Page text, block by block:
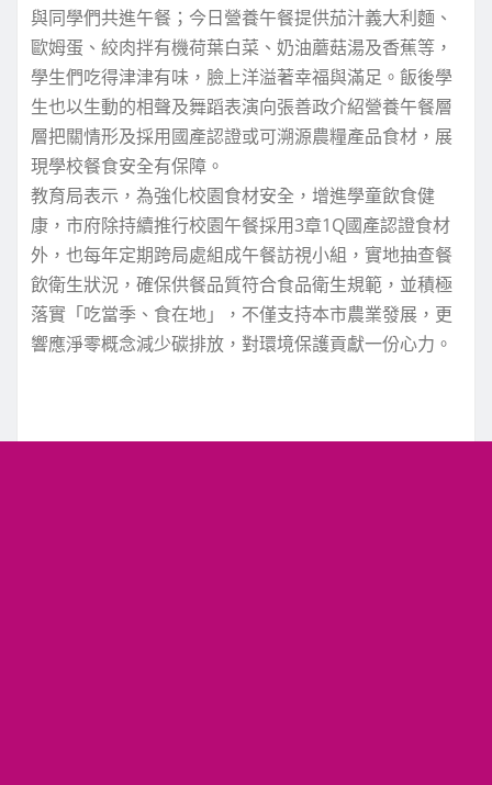
與同學們共進午餐；今日營養午餐提供茄汁義大利麵、
歐姆蛋、絞肉拌有機荷葉白菜、奶油蘑菇湯及香蕉等，
學生們吃得津津有味，臉上洋溢著幸福與滿足。飯後學
生也以生動的相聲及舞蹈表演向張善政介紹營養午餐層
層把關情形及採用國產認證或可溯源農糧產品食材，展
現學校餐食安全有保障。
教育局表示，為強化校園食材安全，增進學童飲食健
康，市府除持續推行校園午餐採用3章1Q國產認證食材
外，也每年定期跨局處組成午餐訪視小組，實地抽查餐
飲衛生狀況，確保供餐品質符合食品衛生規範，並積極
落實「吃當季、食在地」，不僅支持本市農業發展，更
響應淨零概念減少碳排放，對環境保護貢獻一份心力。